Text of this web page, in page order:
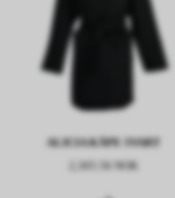
ALICIA KÅPE SVART
2,305.56 NOK